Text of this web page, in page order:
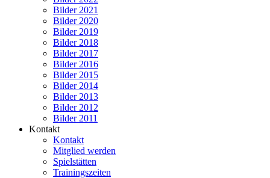
Bilder 2021
Bilder 2020
Bilder 2019
Bilder 2018
Bilder 2017
Bilder 2016
Bilder 2015
Bilder 2014
Bilder 2013
Bilder 2012
Bilder 2011
Kontakt
Kontakt
Mitglied werden
Spielstätten
Trainingszeiten